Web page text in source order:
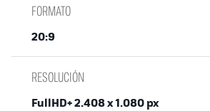
FORMATO
20:9
RESOLUCIÓN
FullHD+ 2.408 x 1.080 px